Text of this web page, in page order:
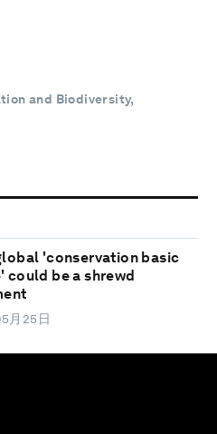
and Biodiversity,
'conservation basic
could be a shrewd
月25日